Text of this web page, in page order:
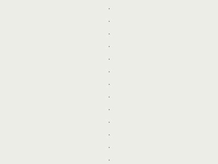
.
.
.
.
.
.
.
.
.
.
.
.
.